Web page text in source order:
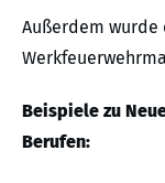
Außerdem
Beispiele zu
Berufen: